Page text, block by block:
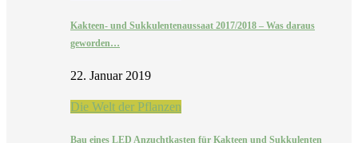
Kakteen- und Sukkulentenaussaat 2017/2018 – Was daraus
geworden…
22. Januar 2019
Die Welt der Pflanzen
Bau eines LED Anzuchtkasten für Kakteen und Sukkulenten